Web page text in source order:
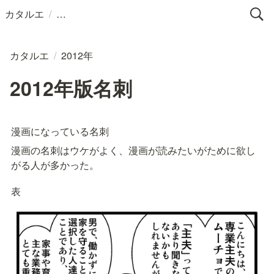
カタルエ /
カタルエ / 2012年
2012年版名刺
漫画になっている名刺
漫画の名刺はウケがよく、漫画が読みたいがために欲し
がる人が多かった。
表